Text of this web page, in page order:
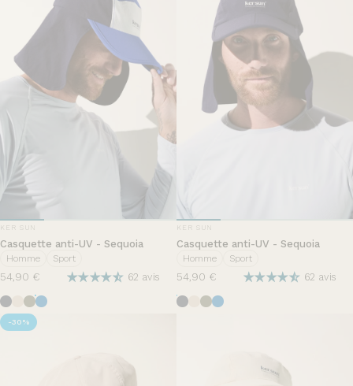
DISTRIBUTEUR:
KER SUN
Casquette anti-UV - Sequoia
Homme Sport
54,90 € 62 avis
Bleu Océan
Beige
Vert Sauvage
Riviera
DISTRIBUTEUR:
KER SUN
Casquette anti-UV - Sequoia
Homme Sport
54,90 € 62 avis
Bleu Océan
Beige
Vert Sauvage
Riviera
-30%